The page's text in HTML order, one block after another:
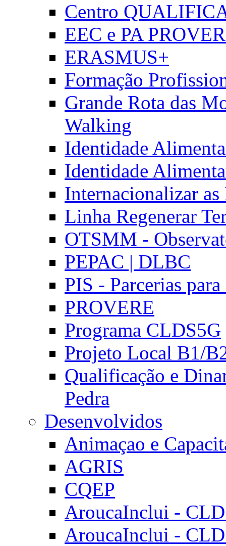
Centro
EEC e PA
ERASMUS+
Formação
Grande Rota das
Walking
Identidade
Identidade
Internacionalizar
Linha Regenerar
OTSMM -
PEPAC | DLBC
PIS - Parcerias
PROVERE
Programa CLDS5G
Projeto Local B1/
Qualificação e
Pedra
Desenvolvidos
Animaçao e
AGRIS
CQEP
AroucaInclui -
AroucaInclui -